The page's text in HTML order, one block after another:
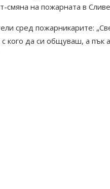
смяна на пожарната в
сред пожарникарите:
да си общуваш, а пък